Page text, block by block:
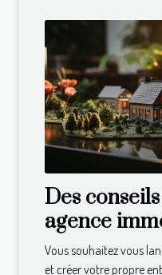
Des
agence
Vous souhaitez vous
et créer votre propre